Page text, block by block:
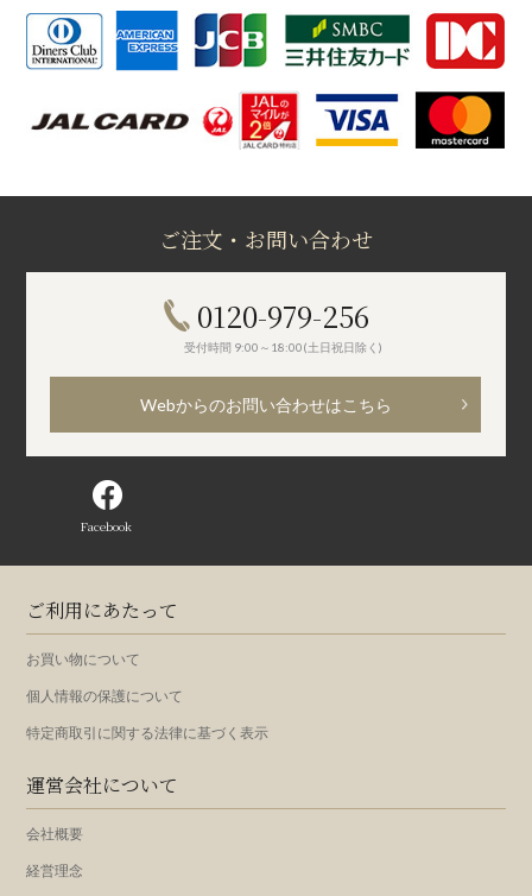
ご注文・お問い合わせ
0120-979-256
受付時間 9:00～18:00(土日祝日除く)
Webからのお問い合わせはこちら
Facebook
ご利用にあたって
お買い物について
個人情報の保護について
特定商取引に関する法律に基づく表示
運営会社について
会社概要
経営理念